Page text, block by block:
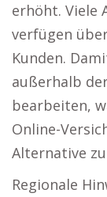
erhöht. Viele
verfügen
Kunden.
außerhalb
bearbeiten,
Online-
Alternative
Regionale